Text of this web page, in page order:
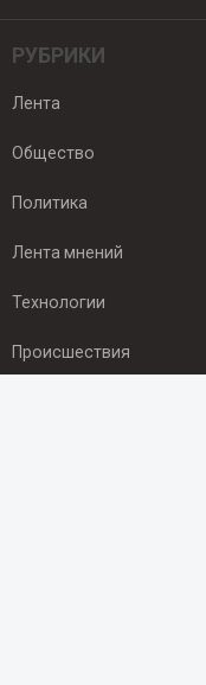
РУБРИКИ
Лента
Общество
Политика
Лента мнений
Технологии
Происшествия